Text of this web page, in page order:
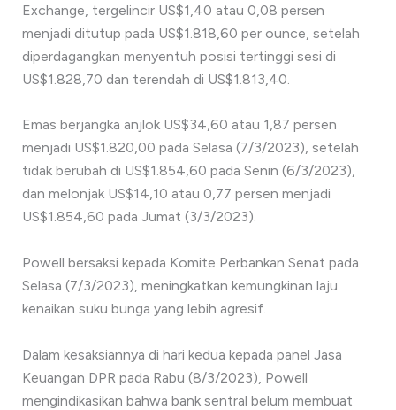
Exchange, tergelincir US$1,40 atau 0,08 persen
menjadi ditutup pada US$1.818,60 per ounce, setelah
diperdagangkan menyentuh posisi tertinggi sesi di
US$1.828,70 dan terendah di US$1.813,40.
Emas berjangka anjlok US$34,60 atau 1,87 persen
menjadi US$1.820,00 pada Selasa (7/3/2023), setelah
tidak berubah di US$1.854,60 pada Senin (6/3/2023),
dan melonjak US$14,10 atau 0,77 persen menjadi
US$1.854,60 pada Jumat (3/3/2023).
Powell bersaksi kepada Komite Perbankan Senat pada
Selasa (7/3/2023), meningkatkan kemungkinan laju
kenaikan suku bunga yang lebih agresif.
Dalam kesaksiannya di hari kedua kepada panel Jasa
Keuangan DPR pada Rabu (8/3/2023), Powell
mengindikasikan bahwa bank sentral belum membuat